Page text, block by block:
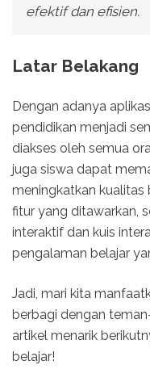
efektif dan efisien.
Latar Belakang
Dengan adanya
pendidikan menjadi
diakses oleh semua
juga siswa dapat
meningkatkan kualitas
fitur yang ditawarkan,
interaktif dan kuis
pengalaman belajar
Jadi, mari kita
berbagi dengan
artikel menarik
belajar!